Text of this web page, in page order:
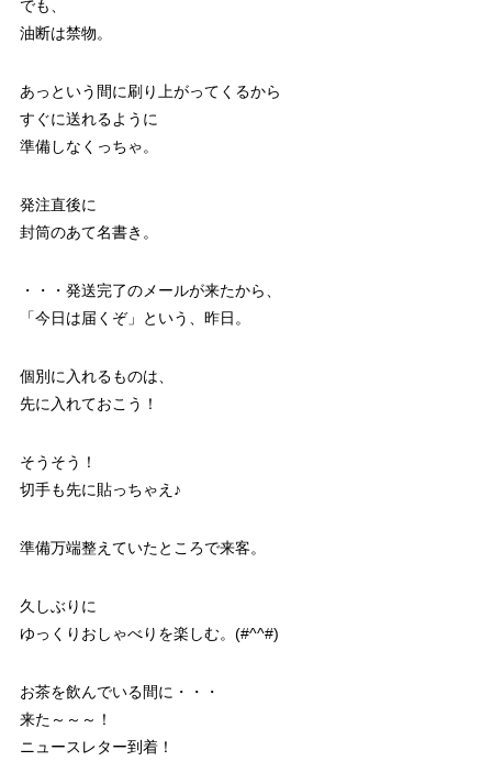
でも、
油断は禁物。
あっという間に刷り上がってくるから
すぐに送れるように
準備しなくっちゃ。
発注直後に
封筒のあて名書き。
・・・発送完了のメールが来たから、
「今日は届くぞ」という、昨日。
個別に入れるものは、
先に入れておこう！
そうそう！
切手も先に貼っちゃえ♪
準備万端整えていたところで来客。
久しぶりに
ゆっくりおしゃべりを楽しむ。(#^^#)
お茶を飲んでいる間に・・・
来た～～～！
ニュースレター到着！